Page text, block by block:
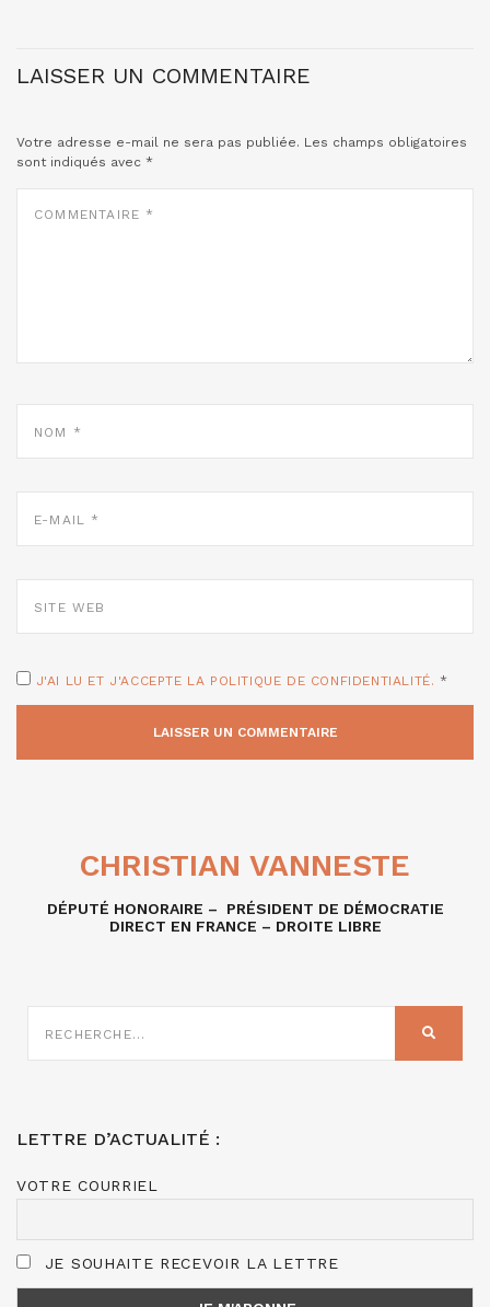
LAISSER UN COMMENTAIRE
Votre adresse e-mail ne sera pas publiée. Les champs obligatoires
sont indiqués avec *
MAIL
WEB
J'AI LU ET J'ACCEPTE LA POLITIQUE DE CONFIDENTIALITÉ. *
CHRISTIAN VANNESTE
DÉPUTÉ HONORAIRE – PRÉSIDENT DE DÉMOCRATIE
DIRECT EN FRANCE – DROITE LIBRE
SUR
LETTRE D’ACTUALITÉ :
VOTRE COURRIEL
JE SOUHAITE RECEVOIR LA LETTRE